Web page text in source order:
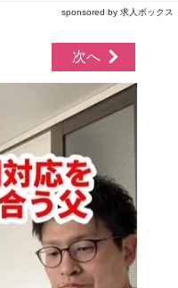
sponsored by 求人ボックス
次へ